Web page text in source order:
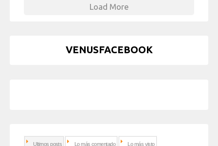
Load More
VENUSFACEBOOK
Ultimos posts Lo más comentado Lo más visto